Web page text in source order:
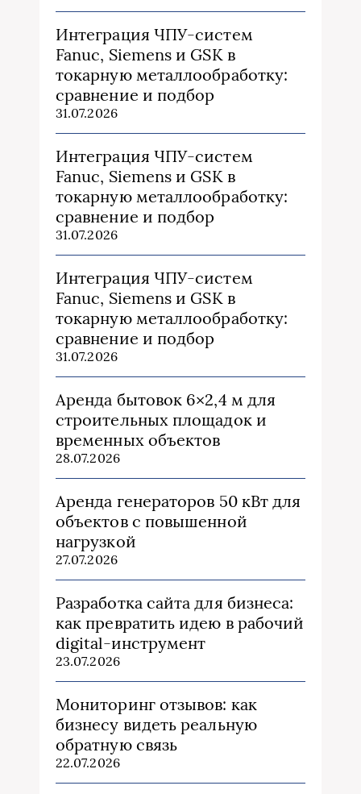
Интеграция ЧПУ-систем
Fanuc, Siemens и GSK в
токарную металлообработку:
сравнение и подбор
31.07.2026
Интеграция ЧПУ-систем
Fanuc, Siemens и GSK в
токарную металлообработку:
сравнение и подбор
31.07.2026
Интеграция ЧПУ-систем
Fanuc, Siemens и GSK в
токарную металлообработку:
сравнение и подбор
31.07.2026
Аренда бытовок 6×2,4 м для
строительных площадок и
временных объектов
28.07.2026
Аренда генераторов 50 кВт для
объектов с повышенной
нагрузкой
27.07.2026
Разработка сайта для бизнеса:
как превратить идею в рабочий
digital-инструмент
23.07.2026
Мониторинг отзывов: как
бизнесу видеть реальную
обратную связь
22.07.2026